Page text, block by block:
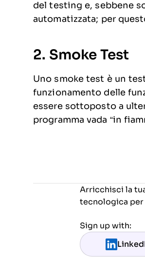
del testing e, sebbene
automatizzata; per
2. Smoke Test
Uno smoke test è un
funzionamento delle
essere sottoposto a
programma vada “in
Arricchisci la
tecnologica
Sign up with: